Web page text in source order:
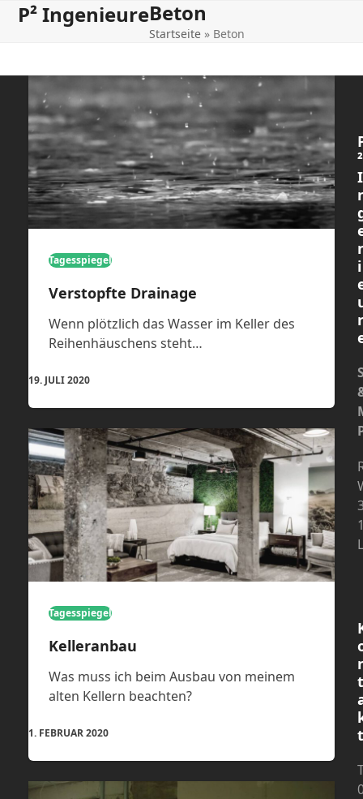
SkipP² Ingenieure
Open
Close
Beton
Startseite » Beton
Tagesspiegel
Verstopfte Drainage
Wenn plötzlich das Wasser im Keller des
Reihenhäuschens steht…
19. JULI 2020
Tagesspiegel
Kelleranbau
Was muss ich beim Ausbau von meinem
alten Kellern beachten?
1. FEBRUAR 2020
²
I
i
r
t
t